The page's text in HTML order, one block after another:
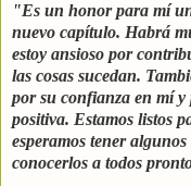
"Es un honor para mí
nuevo capítulo. Habrá
estoy ansioso por
las cosas sucedan.
por su confianza en mí
positiva. Estamos listos
esperamos tener
conocerlos a todos